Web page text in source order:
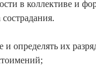
в коллективе и
и определять их